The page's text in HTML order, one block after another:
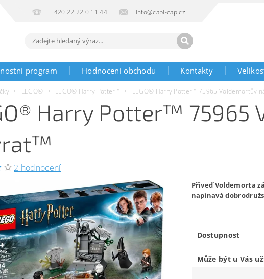
+420 22 22 0 11 44 info@capi-cap.cz
program Hodnocení obchodu Kontakty
LEGO® LEGO® Harry Potter™ LEGO® Harry Potter™ 75965 Voldemortův
Harry Potter™ 75965
2 hodnocení
Přiveď Voldemorta
napínavá
Dostupnost
Může být u Vás